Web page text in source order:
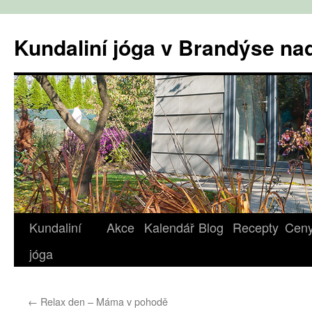
obsahu
webu
Kundaliní jóga v Brandýse
Kundaliní
jóga
Akce Kalendář Blog Recepty
← Relax den – Máma v pohodě